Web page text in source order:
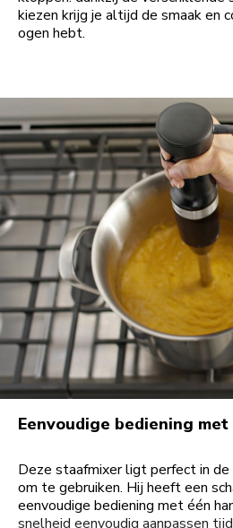
kiezen krijg je altijd de smaak en
ogen hebt.
Eenvoudige bediening met
Deze staafmixer ligt perfect in de
om te gebruiken. Hij heeft een
eenvoudige bediening met één
snelheid eenvoudig aanpassen